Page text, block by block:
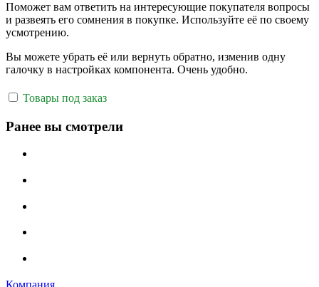
Поможет вам ответить на интересующие покупателя вопросы
и развеять его сомнения в покупке. Используйте её по своему
усмотрению.
Вы можете убрать её или вернуть обратно, изменив одну
галочку в настройках компонента. Очень удобно.
Товары под заказ
Ранее вы смотрели
Компания